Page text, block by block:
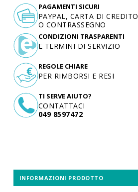
TI SERVE AIUTO?
CONTATTACI
049 8597472
PAGAMENTI SICURI
PAYPAL, CARTA DI CREDITO
O CONTRASSEGNO
CONDIZIONI TRASPARENTI
E TERMINI DI SERVIZIO
REGOLE CHIARE
PER RIMBORSI E RESI
INFORMAZIONI PRODOTTO